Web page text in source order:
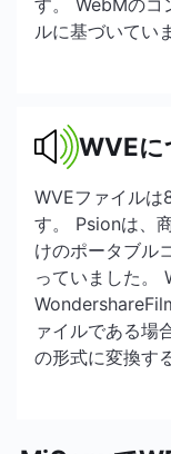
す。 WebMのコ
ルに基づいてい
WVEに
WVEファイル
す。 Psionは、
けのポータブル
っていました。
ァイルである場
の形式に変換す